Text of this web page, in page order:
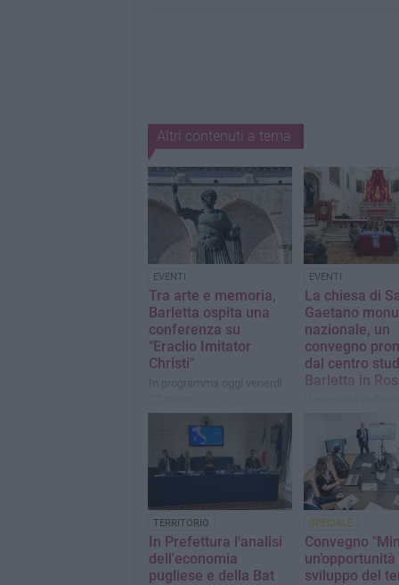
Altri contenuti a tema
EVENTI
Tra arte e memoria,
Barletta ospita una
conferenza su
"Eraclio Imitator
Christi"
In programma oggi venerdì
EVENTI
La chiesa di
Gaetano
nazionale, un
convegno
dal centro
Barletta in
TERRITORIO
In Prefettura l'analisi
dell'economia
pugliese e della Bat
SPECIALE
Convegno
sviluppo del